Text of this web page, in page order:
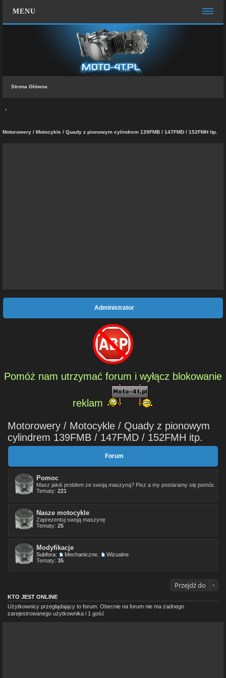
MENU
Zespół administracyjny
FAQ
Strona Główna
Motorowery / Motocykle / Quady z pionowym cylindrem 139FMB / 147FMD / 152FMH itp.
Administrator
Pomóż nam utrzymać forum i wyłącz blokowanie
reklam
Motorowery / Motocykle / Quady z pionowym
cylindrem 139FMB / 147FMD / 152FMH itp.
Forum
Pomoc
Masz jakiś problem ze swoją maszyną? Pisz a my postaramy się pomóc
Tematy: 221
Nasze motocykle
Zaprezentuj swoją maszynę
Tematy: 25
Modyfikacje
Subfora: Mechaniczne
Wizualne
Tematy: 35
Przejdź do
KTO JEST ONLINE
Użytkownicy przeglądający to forum: Obecnie na forum nie ma żadnego
zarejestrowanego użytkownika i 1 gość